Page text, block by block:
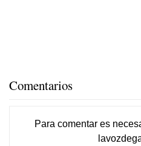
Comentarios
Para comentar es